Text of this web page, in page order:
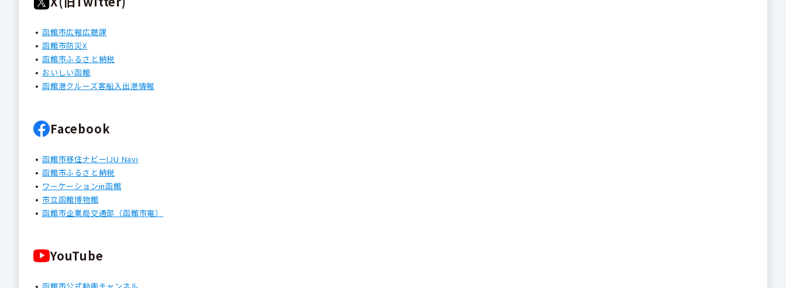
函館市広報広聴課
函館市防災X
函館市ふるさと納税
おいしい函館
函館港クルーズ客船入出港情報
Facebook
函館市移住ナビーIJU Navi
函館市ふるさと納税
ワーケーションin函館
市立函館博物館
函館市企業局交通部（函館市電）
YouTube